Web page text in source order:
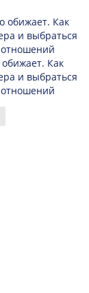
Как
и выбраться